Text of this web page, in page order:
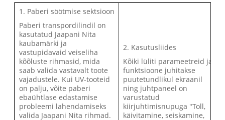
1. Paberi söötmise sektsioon
Paberi transpordilindil on
kasutatud Jaapani Nita
kaubamärki ja
vastupidavaid veiseliha
kõõluste rihmasid, mida
saab valida vastavalt toote
vajadustele. Kui UV-tooteid
on palju, võite paberi
ebaühtlase edastamise
probleemi lahendamiseks
valida Jaapani Nita rihmad.
2. Kasutusliides
Kõiki lüliti parameetreid ja
funktsioone juhitakse
puutetundlikul ekraanil
ning juhtpaneel on
varustatud
kiirjuhtimisnupuga "Toll,
käivitamine, seiskamine,